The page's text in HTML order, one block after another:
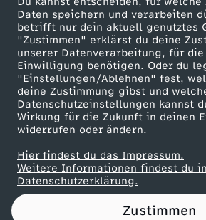
Daten speichern und verarbeiten
betrifft nur dein aktuell genutztes
"Zustimmen" erklärst du deine
unserer Datenverarbeitung, für
Einwilligung benötigen. Oder du
"Einstellungen/Ablehnen" fest,
deine Zustimmung gibst und
Datenschutzeinstellungen kannst
Wirkung für die Zukunft in deinen
widerrufen oder ändern.
Hier findest du das Impressum.
Weitere Informationen findest du
Datenschutzerklärung.
Zustimmen
h
a
f
t
:
B
ZDF goes Schule
Werbefernsehen
Mainzelmännchen
Partner